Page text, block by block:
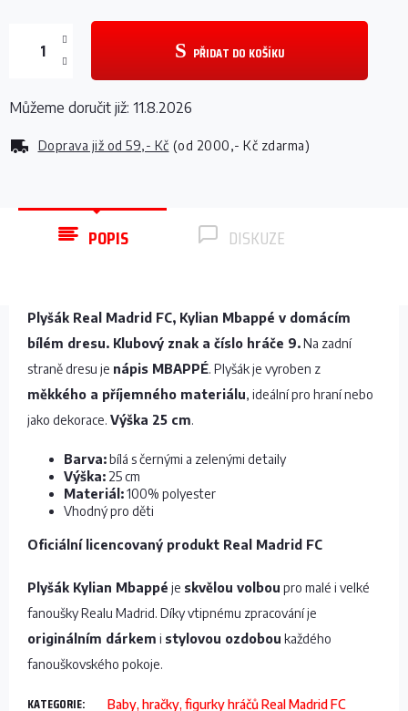
Doprava již od 59,- Kč (od 2000,- Kč zdarma)
PŘIDAT DO KOŠÍKU
Můžeme doručit již: 11.8.2026
POPIS DISKUZE
Plyšák Real Madrid FC, Kylian Mbappé v domácím
bílém dresu. Klubový znak a číslo hráče 9.Na zadní
straně dresu je nápis MBAPPÉ. Plyšák je vyroben z
měkkého a příjemného materiálu, ideální pro hraní nebo
jako dekorace. Výška 25 cm.
Barva:bílá s černými a zelenými detaily
Výška: 25 cm
Materiál:100% polyester
Vhodný pro děti
Oficiální licencovaný produkt Real Madrid FC
Plyšák Kylian Mbappé je skvělou volbou pro malé i velké
fanoušky Realu Madrid. Díky vtipnému zpracování je
originálním dárkem i stylovou ozdobou každého
fanouškovského pokoje.
KATEGORIE: Baby, hračky, figurky hráčů Real Madrid FC